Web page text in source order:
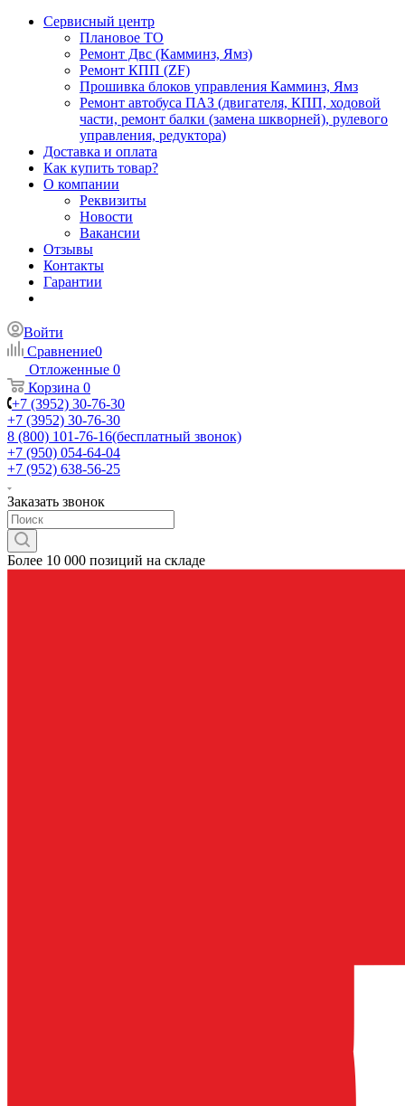
Сервисный центр
Плановое ТО
Ремонт Двс (Камминз, Ямз)
Ремонт КПП (ZF)
Прошивка блоков управления Камминз, Ямз
Ремонт автобуса ПАЗ (двигателя, КПП, ходовой
части, ремонт балки (замена шкворней), рулевого
управления, редуктора)
Доставка и оплата
Как купить товар?
О компании
Реквизиты
Новости
Вакансии
Отзывы
Контакты
Гарантии
Войти
Сравнение0
Отложенные 0
Корзина 0
+7 (3952) 30-76-30
+7 (3952) 30-76-30
8 (800) 101-76-16(бесплатный звонок)
+7 (950) 054-64-04
+7 (952) 638-56-25
Заказать звонок
Более 10 000 позиций на складе